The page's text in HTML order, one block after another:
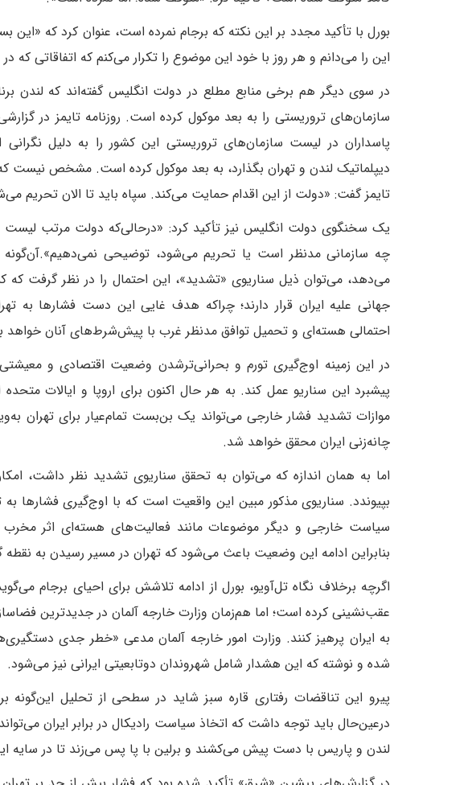
بورل با تأکید مجدد بر این نکته که برجام نمرده است، عنوان کرد که «این
این را می‌دانم و هر روز با خود این موضوع را تکرار می‌کنم که اتفاقاتی که
در سوی دیگر هم برخی منابع مطلع در دولت انگلیس گفته‌اند که لندن
سازمان‌های تروریستی‌ را به بعد موکول کرده است. روزنامه تایمز در
پاسداران در لیست سازمان‌های تروریستی‌ این کشور را به دلیل
دیپلماتیک لندن و تهران بگذارد، به بعد موکول‌ کرده است. مشخص
تایمز گفت: «دولت از این اقدام حمایت می‌کند. سپاه باید تا الان تحریم
یک سخنگوی دولت انگلیس نیز تأکید کرد: «در‌حالی‌که دولت مرتب لیست
چه سازمانی مدنظر است یا تحریم می‌شود، توضیحی
می‌دهد، می‌توان ذیل سناریوی «تشدید»، این احتمال را در نظر گرفت
جهانی علیه ایران قرار دارند؛ چراکه هدف غایی این دست فشارها به
احتمالی هسته‌ای و تحمیل توافق مدنظر غرب با پیش‌شرط‌های آنان خواهد
در این زمینه اوج‌گیری تورم و بحرانی‌ترشدن وضعیت اقتصادی و
پیشبرد این سناریو عمل کند. به هر حال اکنون برای اروپا و ایالات
موازات تشدید فشار خارجی می‌تواند یک بن‌بست تمام‌عیار برای تهران
چانه‌زنی ایران محقق خواهد شد.‌
اما به همان اندازه که می‌توان به تحقق سناریوی تشدید نظر داشت،
بپیوندد. سناریوی مذکور مبین این واقعیت است که با اوج‌گیری فشارها به
سیاست خارجی و دیگر موضوعات مانند فعالیت‌های هسته‌ای اثر مخرب
بنابراین ادامه این وضعیت باعث می‌شود که تهران در مسیر رسیدن به نقطه
اگرچه برخلاف نگاه تل‌آویو، بورل از ادامه تلاشش برای احیای برجام
عقب‌نشینی کرده است؛ اما هم‌زمان وزارت خارجه آلمان در جدیدترین
به ایران پرهیز کنند. وزارت امور خارجه آلمان مدعى «خطر جدی
شده و نوشته که این هشدار شامل شهروندان دوتابعیتی ایرانی نیز می‌شود.
پیرو این تناقضات رفتاری قاره سبز شاید در سطحی از تحلیل این‌گونه
در‌عین‌حال باید توجه داشت که اتخاذ سیاست رادیکال در برابر ایران
لندن و پاریس با دست پیش می‌کشند و برلین با پا پس می‌زند تا در سایه